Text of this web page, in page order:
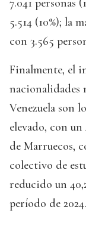
7.041 personas
5.514 (10%); la
con 3.565
Finalmente, el
nacionalidades
Venezuela son
elevado, con un
de Marruecos,
colectivo de
reducido un
período de 2024.